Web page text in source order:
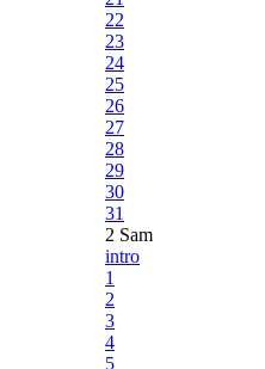
22
23
24
25
26
27
28
29
30
31
2 Sam
intro
1
2
3
4
5